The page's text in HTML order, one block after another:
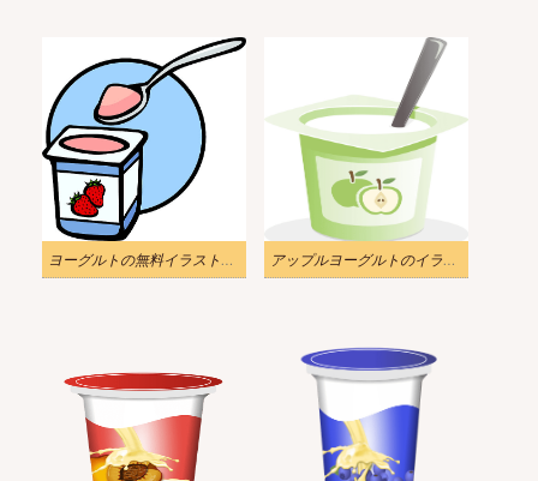
ヨーグルトの無料イラスト画像 2 アップルヨーグルトのイラスト